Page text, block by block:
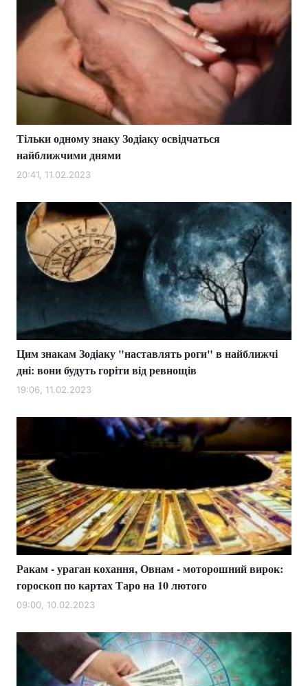
Тільки одному знаку Зодіаку освідчаться
найближчими днями
20:41, 11.02.2023
Цим знакам Зодіаку "наставлять роги" в найближчі
дні: вони будуть горіти від ревнощів
19:06, 11.02.2023
Ракам - ураган кохання, Овнам - моторошний вирок:
гороскоп по картах Таро на 10 лютого
09:00, 10.02.2023